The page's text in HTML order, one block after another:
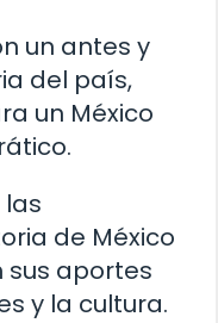
un antes y
del país,
un México
de México
aportes
y la cultura.